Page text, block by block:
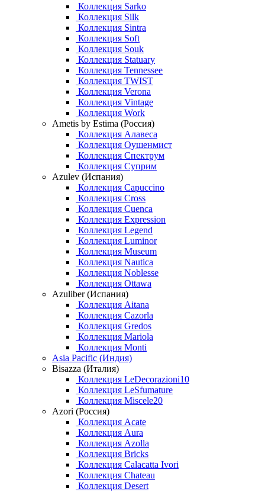
Коллекция Sarko
Коллекция Silk
Коллекция Sintra
Коллекция Soft
Коллекция Souk
Коллекция Statuary
Коллекция Tennessee
Коллекция TWIST
Коллекция Verona
Коллекция Vintage
Коллекция Work
Ametis by Estima (Россия)
Коллекция Алавеса
Коллекция Оушенмист
Коллекция Спектрум
Коллекция Суприм
Azulev (Испания)
Коллекция Capuccino
Коллекция Cross
Коллекция Cuenca
Коллекция Expression
Коллекция Legend
Коллекция Luminor
Коллекция Museum
Коллекция Nautica
Коллекция Noblesse
Коллекция Ottawa
Azuliber (Испания)
Коллекция Aitana
Коллекция Cazorla
Коллекция Gredos
Коллекция Mariola
Коллекция Monti
Asia Pacific (Индия)
Bisazza (Италия)
Коллекция LeDecorazioni10
Коллекция LeSfumature
Коллекция Miscele20
Azori (Россия)
Коллекция Acate
Коллекция Aura
Коллекция Azolla
Коллекция Bricks
Коллекция Calacatta Ivori
Коллекция Chateau
Коллекция Desert